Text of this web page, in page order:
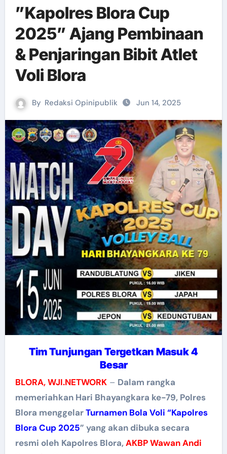
”Kapolres Blora Cup
2025” Ajang Pembinaan
& Penjaringan Bibit Atlet
Voli Blora
By Redaksi Opinipublik Jun 14, 2025
Tim Tunjungan Tergetkan Masuk 4
Besar
BLORA, WJI.NETWORK– Dalam rangka
memeriahkan Hari Bhayangkara ke-79, Polres
Blora menggelarTurnamen Bola Voli “Kapolres
Blora Cup 2025” yang akan dibuka secara
resmi oleh Kapolres Blora,AKBP Wawan Andi